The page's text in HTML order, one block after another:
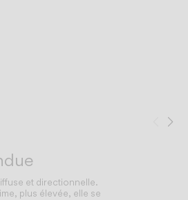
et directionnelle.
plus élevée, elle se